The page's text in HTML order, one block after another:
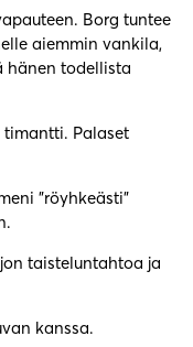
Borg tuntee
aiemmin vankila,
hänen todellista
Palaset
”röyhkeästi”
taisteluntahtoa ja
kanssa.